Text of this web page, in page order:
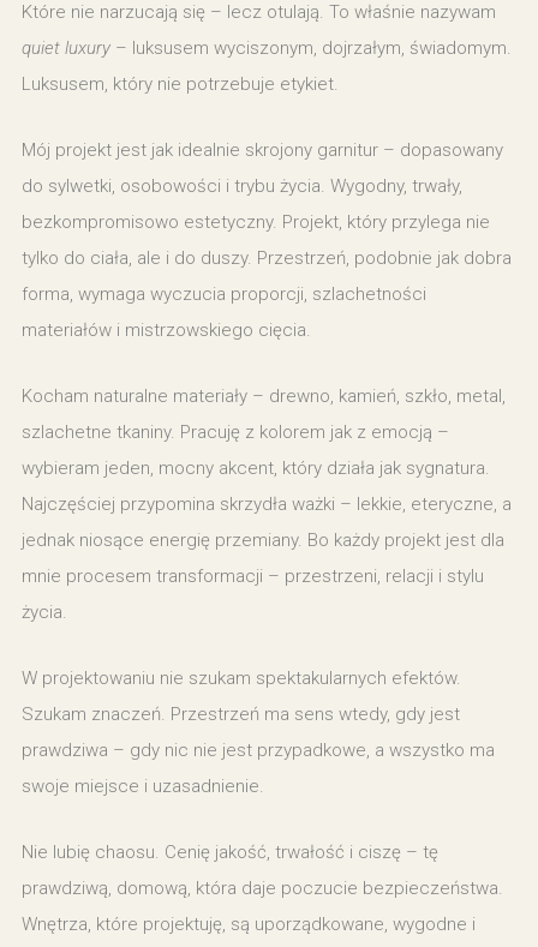
Które nie narzucają się – lecz otulają. To właśnie nazywam
quiet luxury – luksusem wyciszonym, dojrzałym, świadomym.
Luksusem, który nie potrzebuje etykiet.
Mój projekt jest jak idealnie skrojony garnitur – dopasowany
do sylwetki, osobowości i trybu życia. Wygodny, trwały,
bezkompromisowo estetyczny. Projekt, który przylega nie
tylko do ciała, ale i do duszy. Przestrzeń, podobnie jak dobra
forma, wymaga wyczucia proporcji, szlachetności
materiałów i mistrzowskiego cięcia.
Kocham naturalne materiały – drewno, kamień, szkło, metal,
szlachetne tkaniny. Pracuję z kolorem jak z emocją –
wybieram jeden, mocny akcent, który działa jak sygnatura.
Najczęściej przypomina skrzydła ważki – lekkie, eteryczne, a
jednak niosące energię przemiany. Bo każdy projekt jest dla
mnie procesem transformacji – przestrzeni, relacji i stylu
życia.
W projektowaniu nie szukam spektakularnych efektów.
Szukam znaczeń. Przestrzeń ma sens wtedy, gdy jest
prawdziwa – gdy nic nie jest przypadkowe, a wszystko ma
swoje miejsce i uzasadnienie.
Nie lubię chaosu. Cenię jakość, trwałość i ciszę – tę
prawdziwą, domową, która daje poczucie bezpieczeństwa.
Wnętrza, które projektuję, są uporządkowane, wygodne i